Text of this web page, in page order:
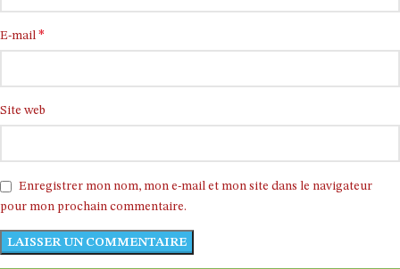
E-mail *
Site web
Enregistrer mon nom, mon e-mail et mon site dans le navigateur
pour mon prochain commentaire.